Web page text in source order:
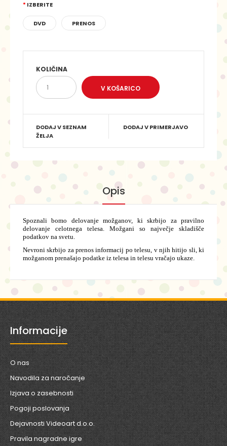
IZBERITE
DVD PRENOS
KOLIČINA
DODAJ V SEZNAM
ŽELJA
DODAJ V PRIMERJAVO
Opis
Spoznali bomo delovanje možganov, ki skrbijo za pravilno
delovanje celotnega telesa. Možgani so največje skladišče
podatkov na svetu.
Nevroni skrbijo za prenos informacij po telesu, v njih hitijo sli, ki
možganom prenašajo podatke iz telesa in telesu vračajo ukaze.
Informacije
O nas
Navodila za naročanje
Izjava o zasebnosti
Pogoji poslovanja
Dejavnosti Videoart d.o.o.
Pravila nagradne igre